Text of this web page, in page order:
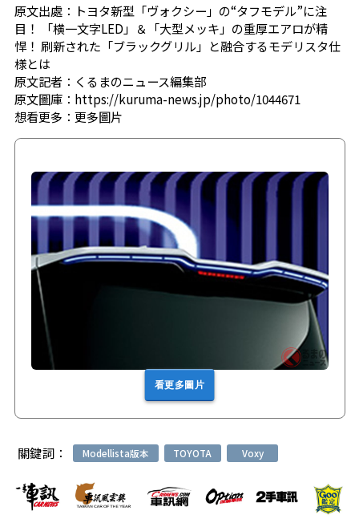
原文出處：トヨタ新型「ヴォクシー」の“タフモデル”に注
目！ 「横一文字LED」＆「大型メッキ」の重厚エアロが精
悍！ 刷新された「ブラックグリル」と融合するモデリスタ仕
様とは
原文記者：くるまのニュース編集部
原文圖庫：https://kuruma-news.jp/photo/1044671
想看更多： 更多圖片
看更多圖片
關鍵詞： Modellista版本 TOYOTA Voxy